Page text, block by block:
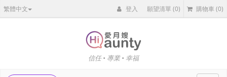
繁體中文 登入 願望清單(0) 購物車 (0)
信任 • 專業 • 幸福